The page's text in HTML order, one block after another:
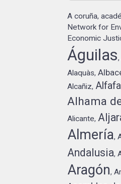
A coruña,
Network for
Economic
Águilas
Alaquàs,
Alcañiz,
Alhama
Alicante,
Almería,
Andalusia,
Aragón,